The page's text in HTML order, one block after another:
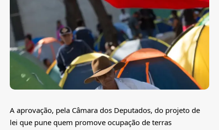
A aprovação, pela Câmara dos Deputados, do projeto de
lei que pune quem promove ocupação de terras